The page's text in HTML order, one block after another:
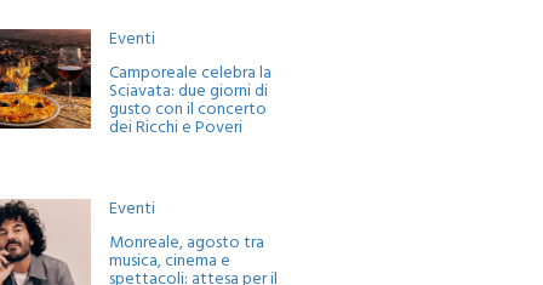
Eventi
Camporeale celebra la
Sciavata: due giorni di
gusto con il concerto
dei Ricchi e Poveri
Eventi
Monreale, agosto tra
musica, cinema e